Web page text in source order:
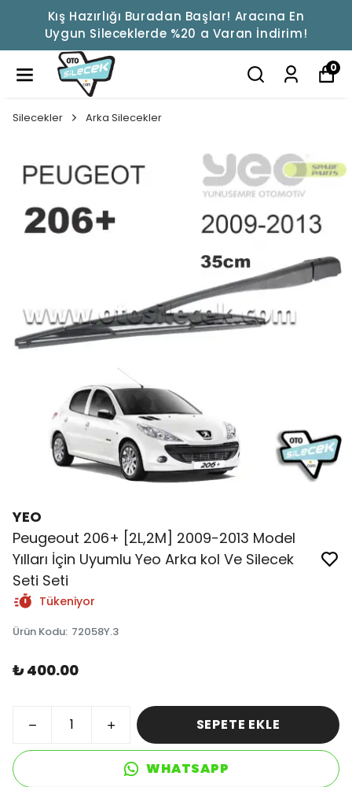
Kış Hazırlığı Buradan Başlar! Aracına En
Uygun Sileceklerde %20 a Varan İndirim!
0
Silecekler Arka Silecekler
YEO
Peugeout 206+ [2L,2M] 2009-2013 Model
Yılları İçin Uyumlu Yeo Arka kol Ve Silecek
Seti Seti
Tükeniyor
Ürün Kodu: 72058Y.3
₺ 400.00
SEPETE EKLE
WHATSAPP